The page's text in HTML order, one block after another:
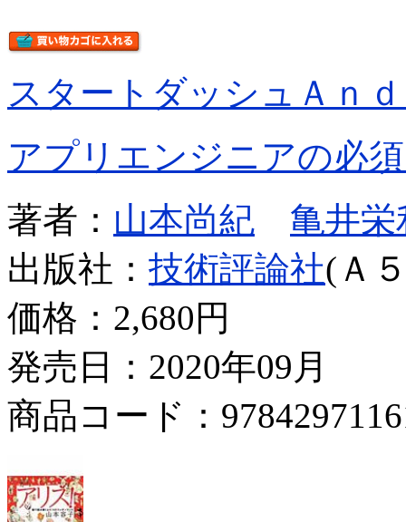
スタートダッシュＡｎ
アプリエンジニアの必
著者： 山本尚紀
亀井栄
出版社： 技術評論社(Ａ
価格： 2,680円
発売日：2020年09月
商品コード：